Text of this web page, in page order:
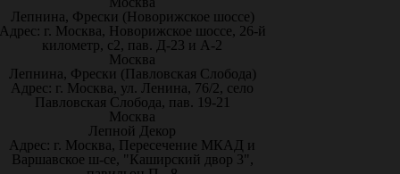
Лепнина, Фрески (Новорижское шоссе)
г. Москва, Новорижское шоссе, 26-й
километр, с2, пав. Д-23 и А-2
Москва
Лепнина, Фрески (Павловская Слобода)
Адрес: г. Москва, ул. Ленина, 76/2, село
Павловская Слобода, пав. 19-21
Москва
Лепной Декор
Адрес: г. Москва, Пересечение МКАД и
Варшавское ш-се, "Каширский двор 3",